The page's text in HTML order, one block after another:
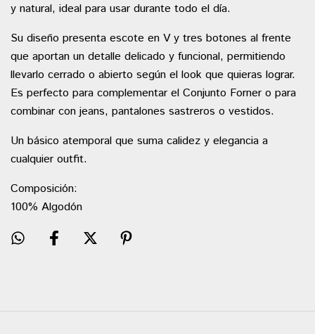
y natural, ideal para usar durante todo el día.
Su diseño presenta escote en V y tres botones al frente
que aportan un detalle delicado y funcional, permitiendo
llevarlo cerrado o abierto según el look que quieras lograr.
Es perfecto para complementar el Conjunto Forner o para
combinar con jeans, pantalones sastreros o vestidos.
Un básico atemporal que suma calidez y elegancia a
cualquier outfit.
Composición:
100% Algodón